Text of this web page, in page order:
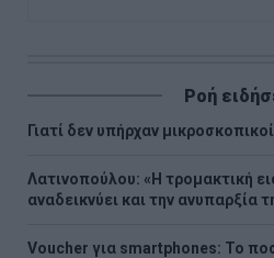
Ροή
Γιατί δεν υπήρχαν
Λατινοπούλου: «Η τρομακτική
αναδεικνύει και την ανυπαρξία
Voucher για smartphones: Το